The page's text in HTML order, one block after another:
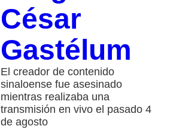
César
Gastélum
El creador de contenido
sinaloense fue asesinado
mientras realizaba una
transmisión en vivo el pasado 4
de agosto